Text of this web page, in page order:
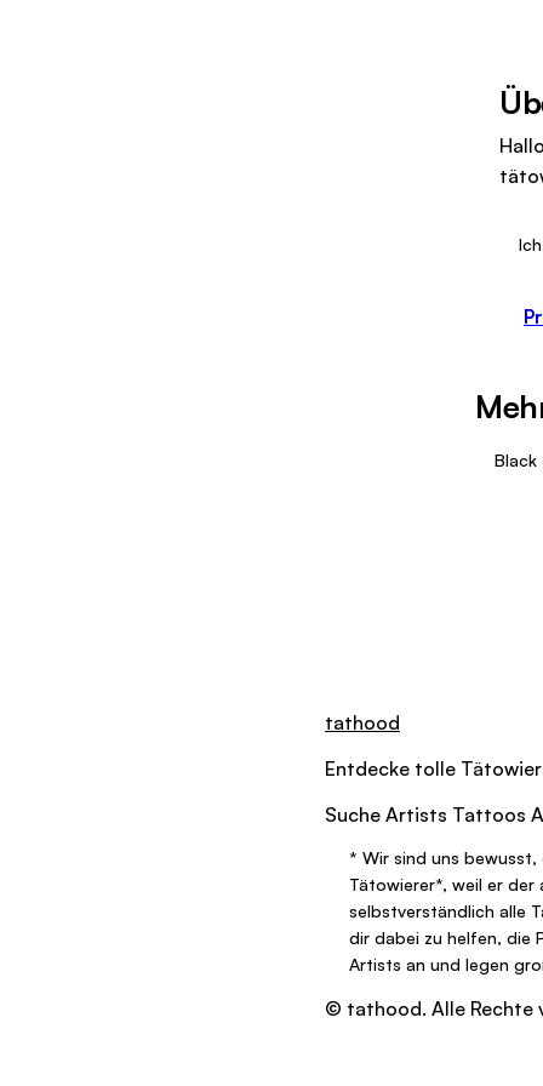
Black
tathood
Entdecke tolle
Suche Artists Tattoos
* Wir sind uns
Tätowierer*, weil er der
selbstverständlich alle
dir dabei zu helfen, die
Artists an und legen
© tathood. Alle Rechte